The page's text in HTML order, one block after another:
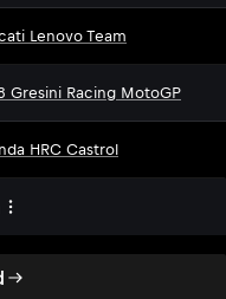
Lenovo Team
Gresini Racing MotoGP
HRC Castrol